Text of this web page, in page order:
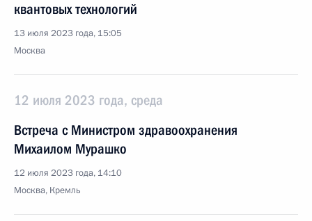
квантовых технологий
13 июля 2023 года, 15:05
Москва
12 июля 2023 года, среда
Встреча с Министром здравоохранения
Михаилом Мурашко
12 июля 2023 года, 14:10
Москва, Кремль